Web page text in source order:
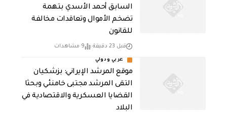
السابق أحمد الأسدي بتهمة
تضخم الأموال وتعاقدات مخالفة
للقانون
قبل 23 دقيقة 9 مشاهدات
عربي ودولي
موقع المرشد الإيراني: بزشكيان
التقى المرشد مجتبى خامنئي وبحثا
القضايا العسكرية والاقتصادية في
البلاد